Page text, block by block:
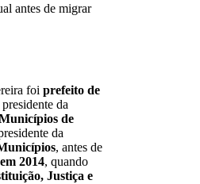
antes de migrar
foi prefeito de
presidente da
de
da
, antes de
2014, quando
Justiça e